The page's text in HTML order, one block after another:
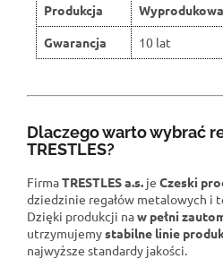
Produkcja
Gwarancja
10 lat
Dlaczego warto wybrać
TRESTLES?
FirmaTRESTLES a.s. je Czeski
dziedzinie regałów metalowych i
Dzięki produkcji naw pełni
utrzymujemystabilne linie
najwyższe standardy jakości.